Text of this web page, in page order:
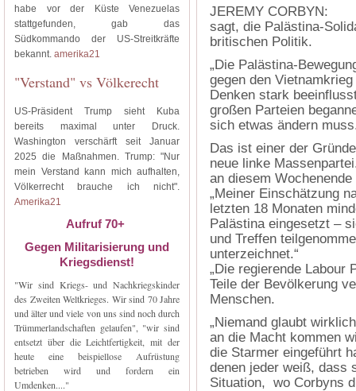
habe vor der Küste Venezuelas
stattgefunden, gab das
Südkommando der US-Streitkräfte
bekannt. amerika21
"Verstand" vs Völkerecht
US-Präsident Trump sieht Kuba
bereits maximal unter Druck.
Washington verschärft seit Januar
2025 die Maßnahmen. Trump: "Nur
mein Verstand kann mich aufhalten,
Völkerrecht brauche ich nicht".
Amerika21
Aufruf 70+
Gegen Militarisierung und
Kriegsdienst!
"Wir sind Kriegs- und Nachkriegskinder
des Zweiten Weltkrieges. Wir sind 70 Jahre
und älter und viele von uns sind noch durch
Trümmerlandschaften gelaufen", "wir sind
entsetzt über die Leichtfertigkeit, mit der
heute eine beispiellose Aufrüstung
betrieben wird und fordern ein
Umdenken...."
JEREMY CORBYN:
sagt, die Palästina-
britischen Politik.
„Die Palästina-
gegen den
Denken stark
großen Parteien
sich etwas ändern
Das ist einer der
neue linke
an diesem
„Meiner Einschätzung
letzten 18 Monaten
Palästina eingesetzt –
und Treffen
unterzeichnet.“
„Die regierende Labour
Teile der Bevölkerung
Menschen.
„Niemand glaubt
an die Macht kommen
die Starmer eingeführt
denen jeder weiß, dass
Situation, wo Corbyns